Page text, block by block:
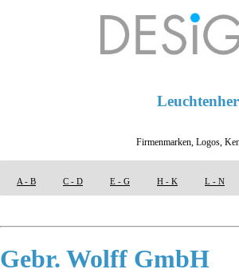
Firmenmarken, Logos,
A - B C - D E - G H - K L - N
Gebr. Wolff GmbH